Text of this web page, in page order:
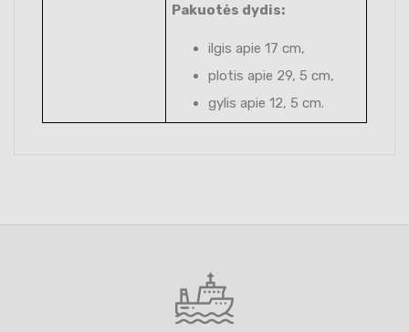
Pakuotės dydis:
ilgis apie 17 cm,
plotis apie 29, 5 cm,
gylis apie 12, 5 cm.